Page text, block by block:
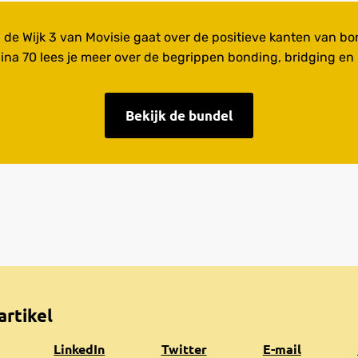
de Wijk 3 van Movisie gaat over de positieve kanten van
70 lees je meer over de begrippen bonding, bridging en
Bekijk de bundel
Share
LinkedIn
Share
Twitter
Share
E-mail